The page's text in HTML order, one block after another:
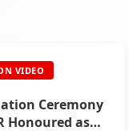
VIDEO
Ceremony
Honoured as